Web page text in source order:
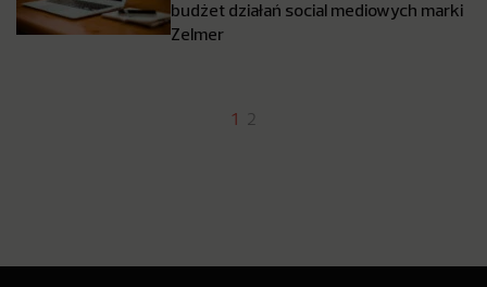
budżet działań social mediowych marki
Zelmer
1 2